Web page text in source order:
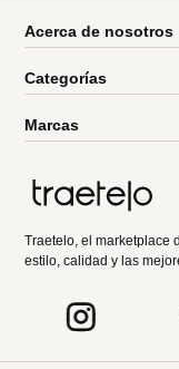
Acerca de nosotros
Categorías
Marcas
Traetelo, el marketplace
estilo, calidad y las